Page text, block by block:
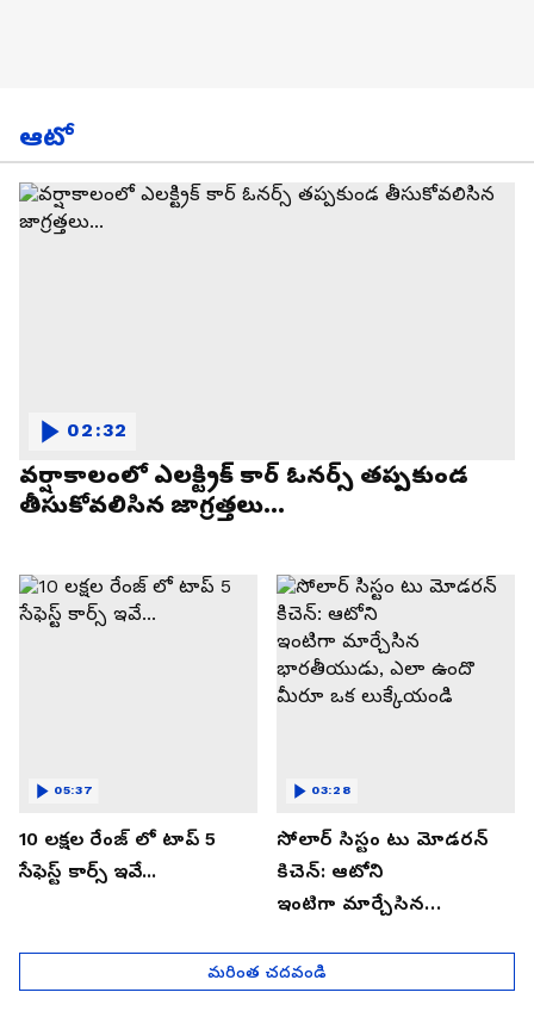
ఆటో
వర్షాకాలంలో ఎలక్ట్రిక్ కార్ ఓనర్స్ తప్పకుండ
తీసుకోవలిసిన జాగ్రత్తలు...
02:32
10 లక్షల రేంజ్ లో టాప్ 5
సేఫెస్ట్ కార్స్ ఇవే...
05:37
సోలార్ సిస్టం టు మోడరన్
కిచెన్: ఆటోని
ఇంటిగా మార్చేసిన
మీరూ ఒక లుక్కేయండి
03:28
మరింత చదవండి